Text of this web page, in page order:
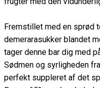
Fremstillet med en sprød
demerarasukker blandet
tager denne bar dig med
Sødmen og syrligheden
perfekt suppleret af det